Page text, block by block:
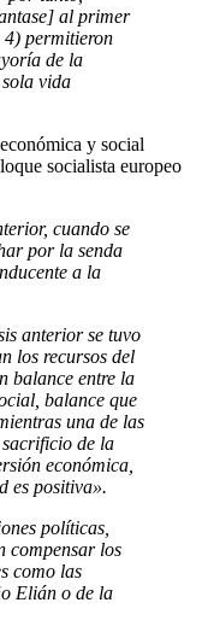
al primer
4) permitieron
de la
vida
y social
socialista europeo
cuando se
por la senda
a la
anterior se tuvo
los recursos del
balance entre la
balance que
una de las
de la
económica,
es positiva».
políticas,
compensar los
como las
Elián o de la